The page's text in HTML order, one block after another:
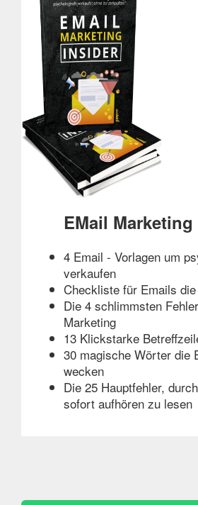
EMail
4 Email - Vorlagen um
verkaufen
Checkliste für Emails
Die 4 schlimmsten
Marketing
13 Klickstarke
30 magische Wörter die
wecken
Die 25 Hauptfehler,
sofort aufhören zu lesen